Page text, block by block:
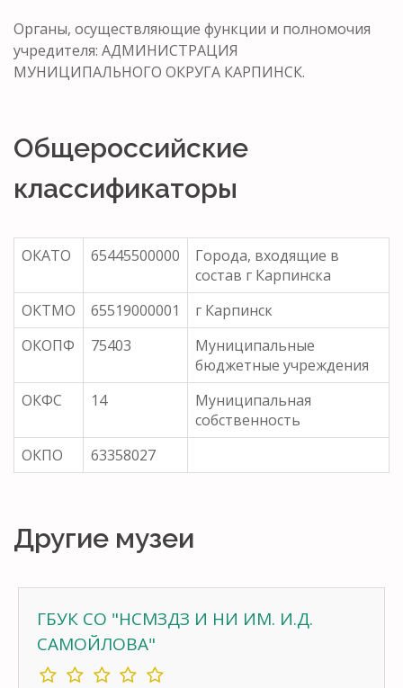
Органы, осуществляющие функции и полномочия
учредителя: АДМИНИСТРАЦИЯ
МУНИЦИПАЛЬНОГО ОКРУГА КАРПИНСК.
Общероссийские
классификаторы
ОКАТО 65445500000
Города, входящие в
состав г Карпинска
ОКТМО
65519000001
г Карпинск
ОКОПФ
75403
Муниципальные
бюджетные учреждения
ОКФС
14
Муниципальная
собственность
ОКПО
63358027
Другие музеи
ГБУК СО "НСМЗДЗ И НИ ИМ. И.Д.
САМОЙЛОВА"